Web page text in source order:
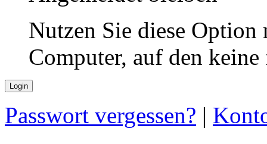
Nutzen Sie diese
Computer, auf den
Passwort vergessen? |